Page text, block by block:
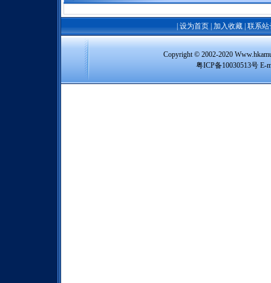
设为首页| 加入收藏| 联系站
Copyright © 2002-2020
粤ICP备10030513号 E-